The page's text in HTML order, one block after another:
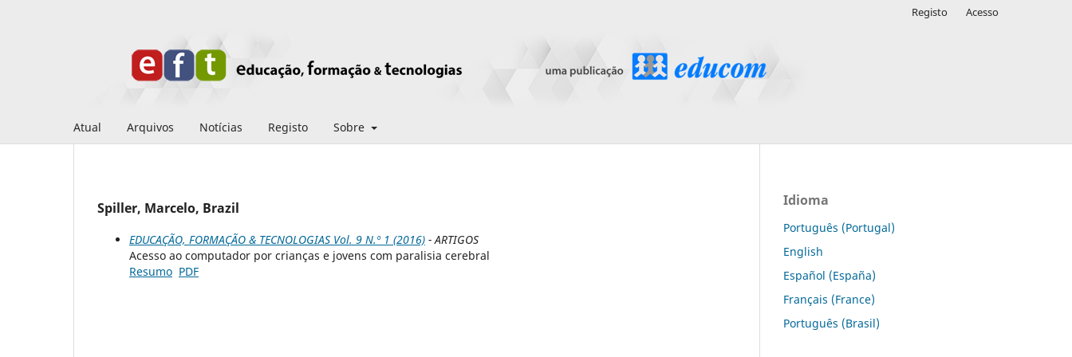
Atual Arquivos Notícias Registo Sobre
Registo Acesso
Spiller, Marcelo, Brazil
EDUCAÇÃO, FORMAÇÃO & TECNOLOGIAS Vol. 9 N.º 1 (2016) - ARTIGOS
Acesso ao computador por crianças e jovens com paralisia cerebral
Resumo PDF
Idioma
Português (Portugal)
English
Español (España)
Français (France)
Português (Brasil)